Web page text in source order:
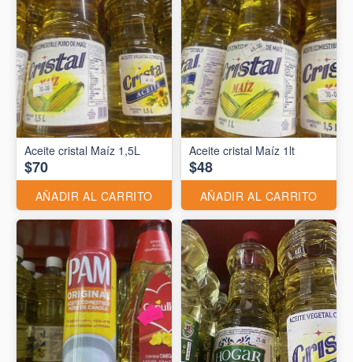
Aceite cristal Maíz 1,5L
$70
AÑADIR AL CARRITO
Aceite cristal Maíz 1lt
$48
AÑADIR AL CARRITO